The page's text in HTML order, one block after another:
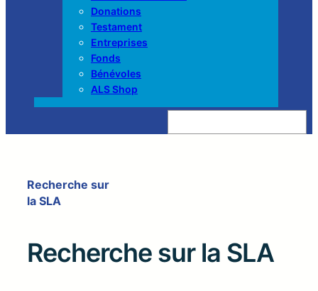
Donations
Testament
Entreprises
Fonds
Bénévoles
ALS Shop
Z
e
Recherche sur
la SLA
Recherche sur la SLA